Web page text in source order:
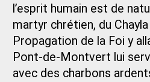
l’esprit humain est de
martyr chrétien, du
Propagation de la Foi y
Pont-de-Montvert lui
avec des charbons